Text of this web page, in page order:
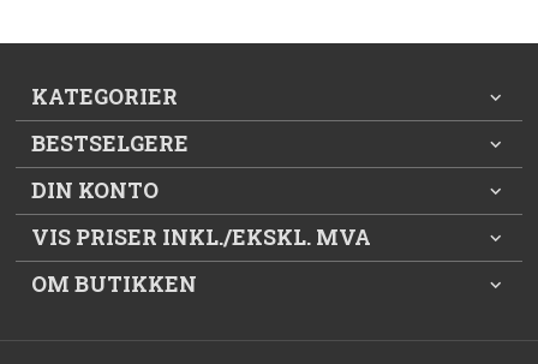
KATEGORIER
BESTSELGERE
DIN KONTO
VIS PRISER INKL./EKSKL. MVA
OM BUTIKKEN